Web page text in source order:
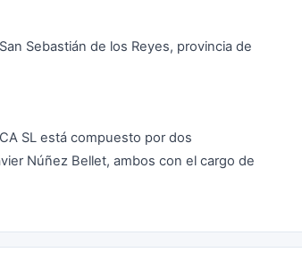
Sebastián de los Reyes, provincia de
SL está compuesto por dos
Núñez Bellet, ambos con el cargo de